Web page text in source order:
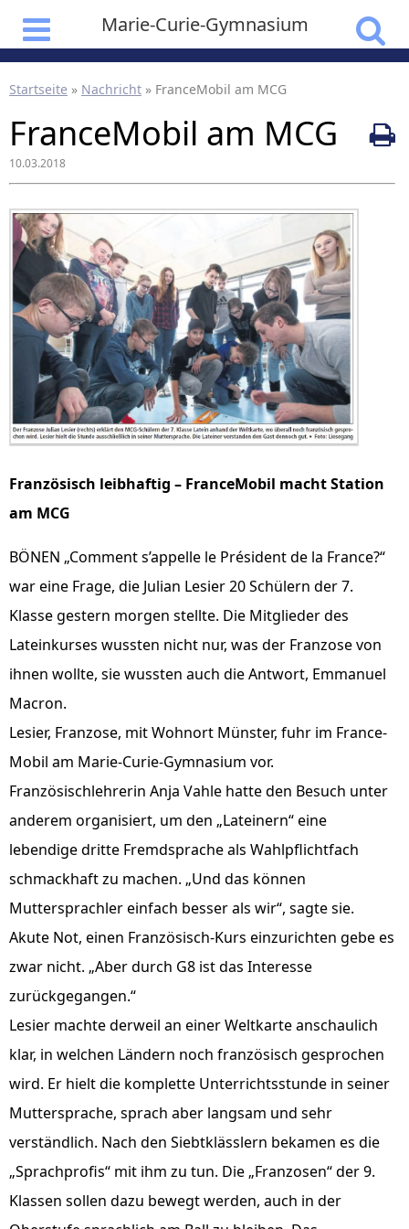
Marie-Curie-Gymnasium
Startseite » Nachricht » FranceMobil am MCG
FranceMobil am MCG
10.03.2018
Französisch leibhaftig – FranceMobil macht Station
am MCG
BÖNEN „Comment s’appelle le Président de la France?“
war eine Frage, die Julian Lesier 20 Schülern der 7.
Klasse gestern morgen stellte. Die Mitglieder des
Lateinkurses wussten nicht nur, was der Franzose von
ihnen wollte, sie wussten auch die Antwort, Emmanuel
Macron.
Lesier, Franzose, mit Wohnort Münster, fuhr im France-
Mobil am Marie-Curie-Gymnasium vor.
Französischlehrerin Anja Vahle hatte den Besuch unter
anderem organisiert, um den „Lateinern“ eine
lebendige dritte Fremdsprache als Wahlpflichtfach
schmackhaft zu machen. „Und das können
Muttersprachler einfach besser als wir“, sagte sie.
Akute Not, einen Französisch-Kurs einzurichten gebe es
zwar nicht. „Aber durch G8 ist das Interesse
zurückgegangen.“
Lesier machte derweil an einer Weltkarte anschaulich
klar, in welchen Ländern noch französisch gesprochen
wird. Er hielt die komplette Unterrichtsstunde in seiner
Muttersprache, sprach aber langsam und sehr
verständlich. Nach den Siebtklässlern bekamen es die
„Sprachprofis“ mit ihm zu tun. Die „Franzosen“ der 9.
Klassen sollen dazu bewegt werden, auch in der